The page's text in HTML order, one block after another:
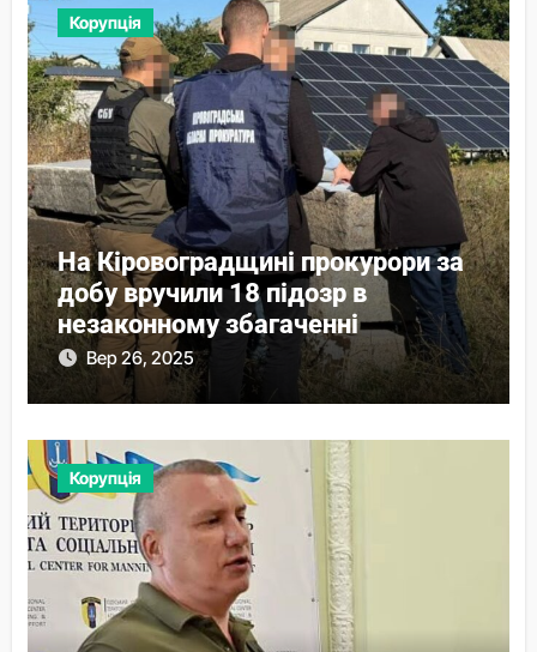
Корупція
На Кіровоградщині прокурори за
добу вручили 18 підозр в
незаконному збагаченні
Вер 26, 2025
Корупція